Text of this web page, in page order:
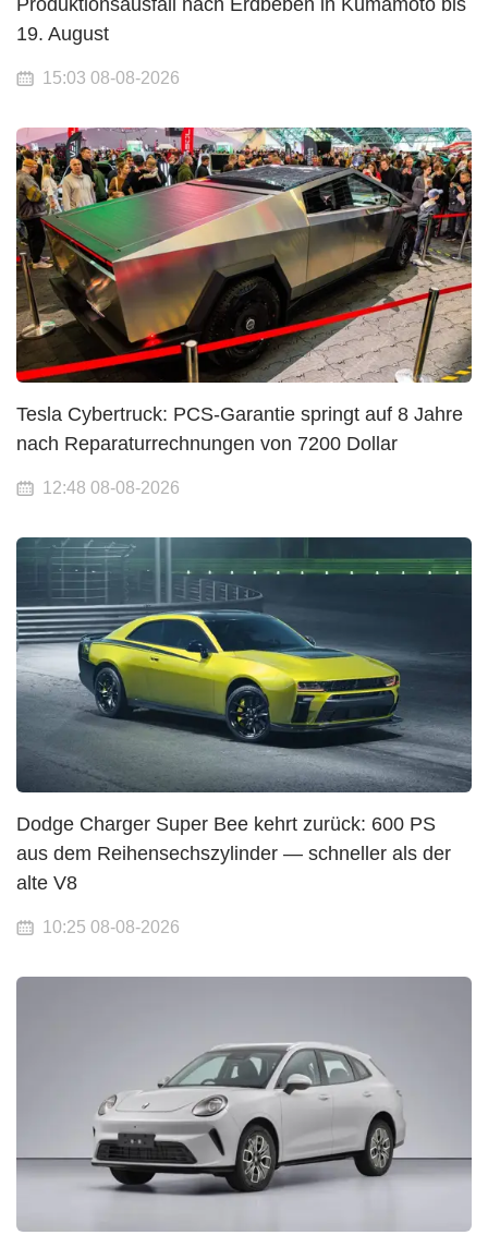
19. August
15:03 08-08-2026
Tesla Cybertruck: PCS-Garantie springt auf 8 Jahre
nach Reparaturrechnungen von 7200 Dollar
12:48 08-08-2026
Dodge Charger Super Bee kehrt zurück: 600 PS
aus dem Reihensechszylinder — schneller als der
alte V8
10:25 08-08-2026